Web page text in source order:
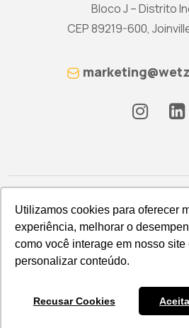
Utilizamos cookies para oferecer
experiência, melhorar o
como você interage em nosso site
personalizar conteúdo.
Recusar Cookies
Utilizamos cookies para oferecer
experiência, melhorar o
como você interage em nosso site
personalizar conteúdo.
Recusar Cookies
Bloco J – Distrito
CEP 89219-600,
Política de